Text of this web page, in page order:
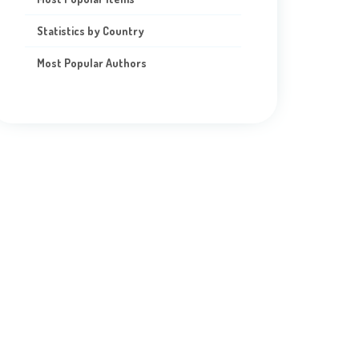
Statistics by Country
Most Popular Authors